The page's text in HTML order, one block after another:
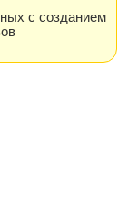
с созданием
активов